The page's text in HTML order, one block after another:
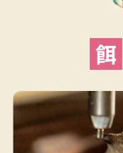
餌